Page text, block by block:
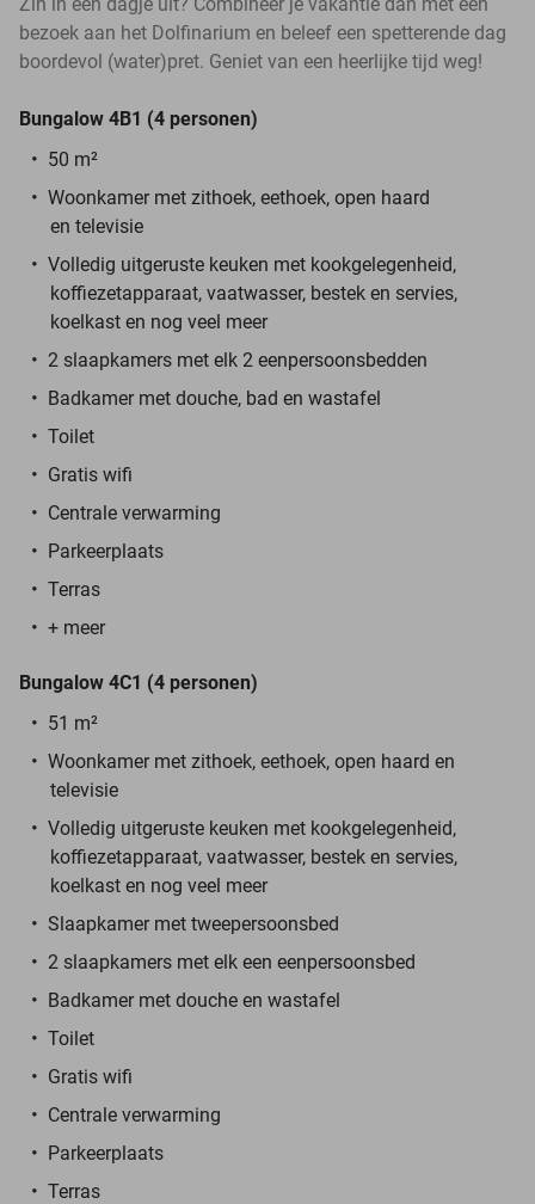
bezoek aan het Dolfinarium en beleef een spetterende dag
boordevol (water)pret. Geniet van een heerlijke tijd weg!
Bungalow 4B1 (4 personen)
50 m²
Woonkamer met zithoek, eethoek, open haard
en televisie
Volledig uitgeruste keuken met kookgelegenheid,
koffiezetapparaat, vaatwasser, bestek en servies,
koelkast en nog veel meer
2 slaapkamers met elk 2 eenpersoonsbedden
Badkamer met douche, bad en wastafel
Toilet
Gratis wifi
Centrale verwarming
Parkeerplaats
Terras
+ meer
Bungalow 4C1 (4 personen)
51 m²
Woonkamer met zithoek, eethoek, open haard en
televisie
Volledig uitgeruste keuken met kookgelegenheid,
koffiezetapparaat, vaatwasser, bestek en servies,
koelkast en nog veel meer
Slaapkamer met tweepersoonsbed
2 slaapkamers met elk een eenpersoonsbed
Badkamer met douche en wastafel
Toilet
Gratis wifi
Centrale verwarming
Parkeerplaats
Terras